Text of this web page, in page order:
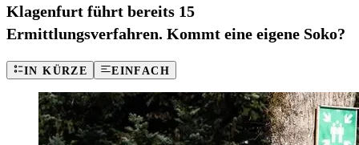
Klagenfurt führt bereits 15
Ermittlungsverfahren. Kommt eine eigene Soko?
IN KÜRZE EINFACH